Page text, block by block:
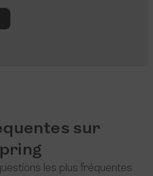
sur
les plus fréquentes